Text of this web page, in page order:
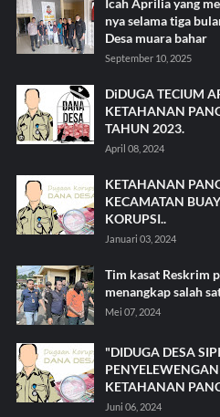
Icah Aprilia yang
nya selama tiga
Desa muara bahar
September 10, 2025
DiDUGA TECIUM
KETAHANAN
TAHUN 2023.
April 08, 2024
KETAHANAN
KECAMATAN
KORUPSI..
Januari 03, 2024
Tim kasat Reskrim
menangkap salah
Mei 07, 2024
"DIDUGA DESA
KETAHANAN
Juni 06, 2024